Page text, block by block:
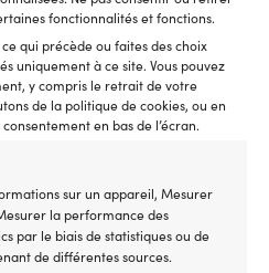
fonctionnalités et fonctions.
qui précède ou faites des choix
uniquement à ce site. Vous pouvez
y compris le retrait de votre
de la politique de cookies, ou en
en bas de l’écran.
sur un appareil, Mesurer
la performance des
par le biais de statistiques ou de
de différentes sources.
être
choisies
sur
la
page
du
produit